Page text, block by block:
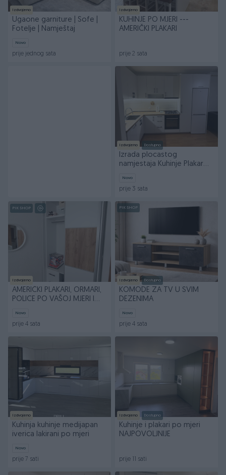
Izdvojeno
Ugaone garniture | Sofe |
Fotelje | Namještaj
Novo
prije jednog sata
Izdvojeno
KUHINJE PO MJERI ---
AMERIČKI PLAKARI
prije 2 sata
Izdvojeno Dostupno
Izrada plocastog
namjestaja Kuhinje Plakar
Novo
prije 3 sata
PIK SHOP
Izdvojeno
AMERIČKI PLAKARI, ORMARI,
POLICE PO VAŠOJ MJERI I
Novo
prije 4 sata
PIK SHOP
Izdvojeno Dostupno
KOMODE ZA TV U SVIM
DEZENIMA
Novo
prije 4 sata
Izdvojeno
Kuhinja kuhinje medijapan
iverica lakirani po mjeri
Novo
prije 7 sati
Izdvojeno Dostupno
Kuhinje i plakari po mjeri
NAJPOVOLJNIJE
prije 11 sati